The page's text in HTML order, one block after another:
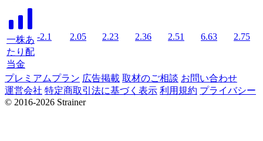
一株あ
たり配
当金
-2.1 2.05 2.23 2.36 2.51 6.63 2.75
プレミアムプラン 広告掲載 取材のご相談 お問い合わせ
運営会社 特定商取引法に基づく表示 利用規約 プライバシー
© 2016-2026 Strainer